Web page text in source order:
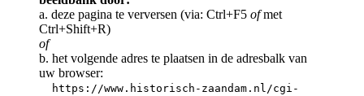
a. deze pagina te verversen (via: Ctrl+F5 ofmet
Ctrl+Shift+R)
of
b. het volgende adres te plaatsen in de adresbalk van
uw browser:
https://www.historisch-zaandam.nl/cgi-